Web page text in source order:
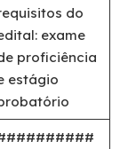
do
exame
proficiência
estágio